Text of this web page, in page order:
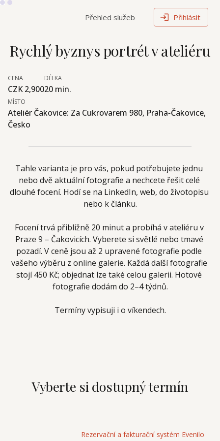
Přehled služeb Přihlásit
Rychlý byznys portrét v ateliéru
CENA
CZK 2,900
DÉLKA
20 min.
MÍSTO
Ateliér Čakovice: Za Cukrovarem 980, Praha-Čakovice,
Česko
Tahle varianta je pro vás, pokud potřebujete jednu
nebo dvě aktuální fotografie a nechcete řešit celé
dlouhé focení. Hodí se na LinkedIn, web, do životopisu
nebo k článku.
Focení trvá přibližně 20 minut a probíhá v ateliéru v
Praze 9 – Čakovicích. Vyberete si světlé nebo tmavé
pozadí. V ceně jsou až 2 upravené fotografie podle
vašeho výběru z online galerie. Každá další fotografie
stojí 450 Kč; objednat lze také celou galerii. Hotové
fotografie dodám do 2–4 týdnů.
Termíny vypisuji i o víkendech.
Vyberte si dostupný termín
Rezervační a fakturační systém Evenilo